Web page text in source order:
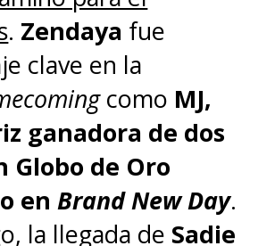
. Zendaya fue
clave en la
como MJ,
ganadora de dos
Globo de Oro
enBrand New Day.
la llegada de Sadie